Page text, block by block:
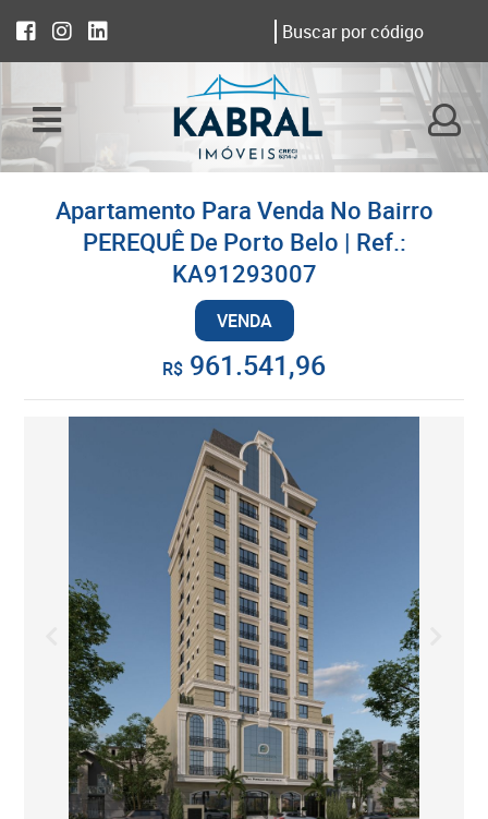
Apartamento Para Venda No Bairro
PEREQUÊ De Porto Belo | Ref.:
KA91293007
VENDA
R$ 961.541,96